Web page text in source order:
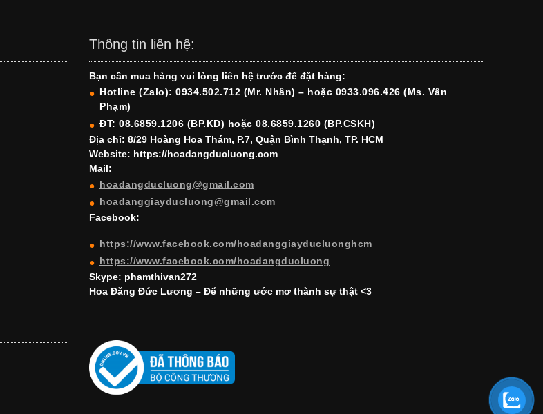
Thông tin liên hệ:
Bạn cần mua hàng vui lòng liên hệ trước để đặt hàng:
Hotline (Zalo): 0934.502.712 (Mr. Nhân) – hoặc 0933.096.426 (Ms. Vân
Phạm)
ĐT: 08.6859.1206 (BP.KD) hoặc 08.6859.1260 (BP.CSKH)
Địa chỉ: 8/29 Hoàng Hoa Thám, P.7, Quận Bình Thạnh, TP. HCM
Website: https://hoadangducluong.com
Mail:
hoadangducluong@gmail.com
hoadanggiayducluong@gmail.com
Facebook:
https://www.facebook.com/hoadanggiayducluonghcm
https://www.facebook.com/hoadangducluong
Skype: phamthivan272
Hoa Đăng Đức Lương – Để những ước mơ thành sự thật <3